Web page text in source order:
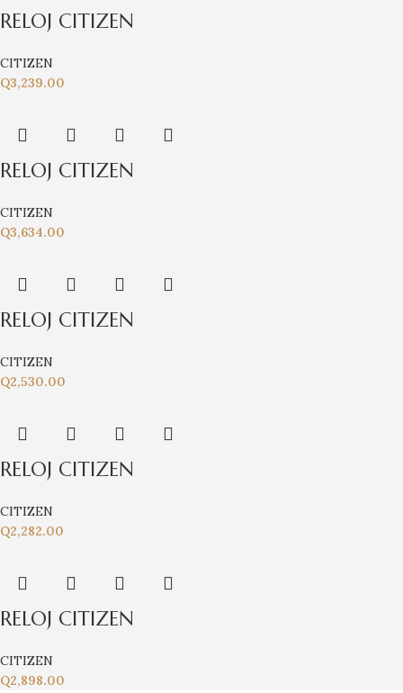
RELOJ CITIZEN
CITIZEN
Q3,239.00
RELOJ CITIZEN
CITIZEN
Q3,634.00
RELOJ CITIZEN
CITIZEN
Q2,530.00
RELOJ CITIZEN
CITIZEN
Q2,282.00
RELOJ CITIZEN
CITIZEN
Q2,898.00